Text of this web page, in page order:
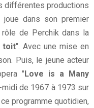
différentes productions
joue dans son premier
de Perchik dans la
toit". Avec une mise en
Puis, le jeune acteur
" Love is a Many
de 1967 à 1973 sur
programme quotidien,